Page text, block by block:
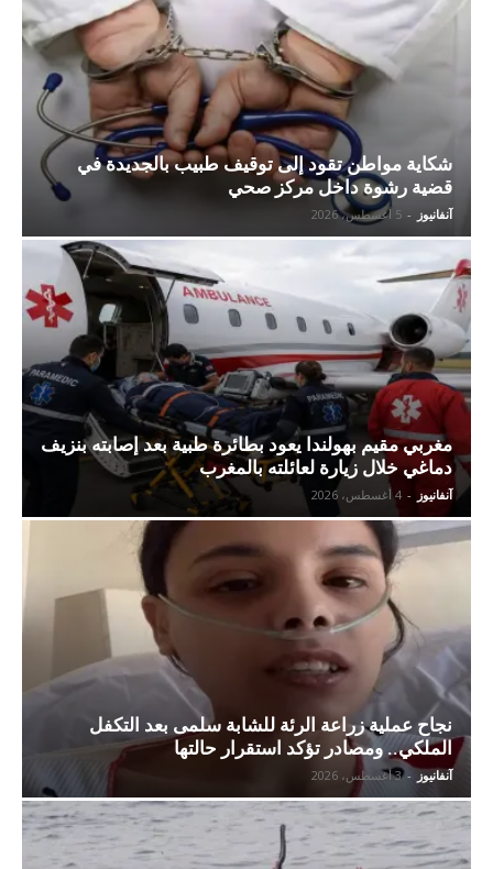
شكاية مواطن تقود إلى توقيف طبيب بالجديدة في
قضية رشوة داخل مركز صحي
آنفانيوز - 5 أغسطس، 2026
مغربي مقيم بهولندا يعود بطائرة طبية بعد إصابته بنزيف
دماغي خلال زيارة لعائلته بالمغرب
آنفانيوز - 4 أغسطس، 2026
نجاح عملية زراعة الرئة للشابة سلمى بعد التكفل
الملكي.. ومصادر تؤكد استقرار حالتها
آنفانيوز - 3 أغسطس، 2026